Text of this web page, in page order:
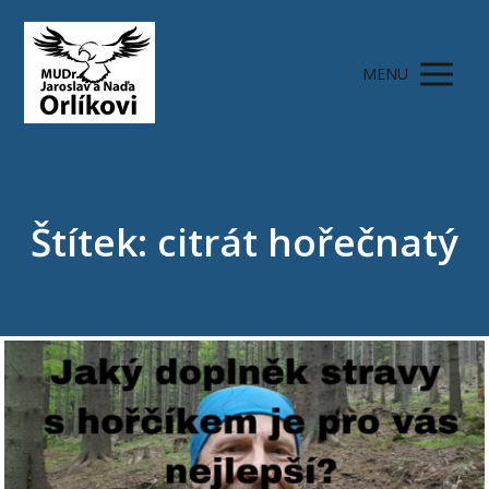
MENU
Štítek: citrát hořečnatý